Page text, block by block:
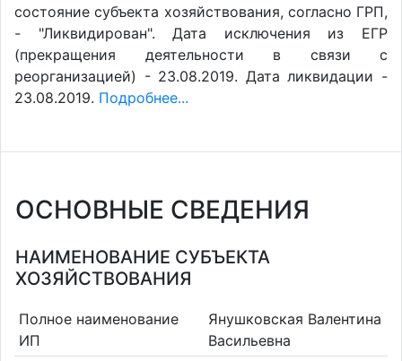
состояние субъекта хозяйствования, согласно ГРП,
- "Ликвидирован". Дата исключения из ЕГР
(прекращения деятельности в связи с
реорганизацией) - 23.08.2019. Дата ликвидации -
23.08.2019. Подробнее...
ОСНОВНЫЕ СВЕДЕНИЯ
НАИМЕНОВАНИЕ СУБЪЕКТА
ХОЗЯЙСТВОВАНИЯ
Полное наименование
ИП
Янушковская Валентина
Васильевна